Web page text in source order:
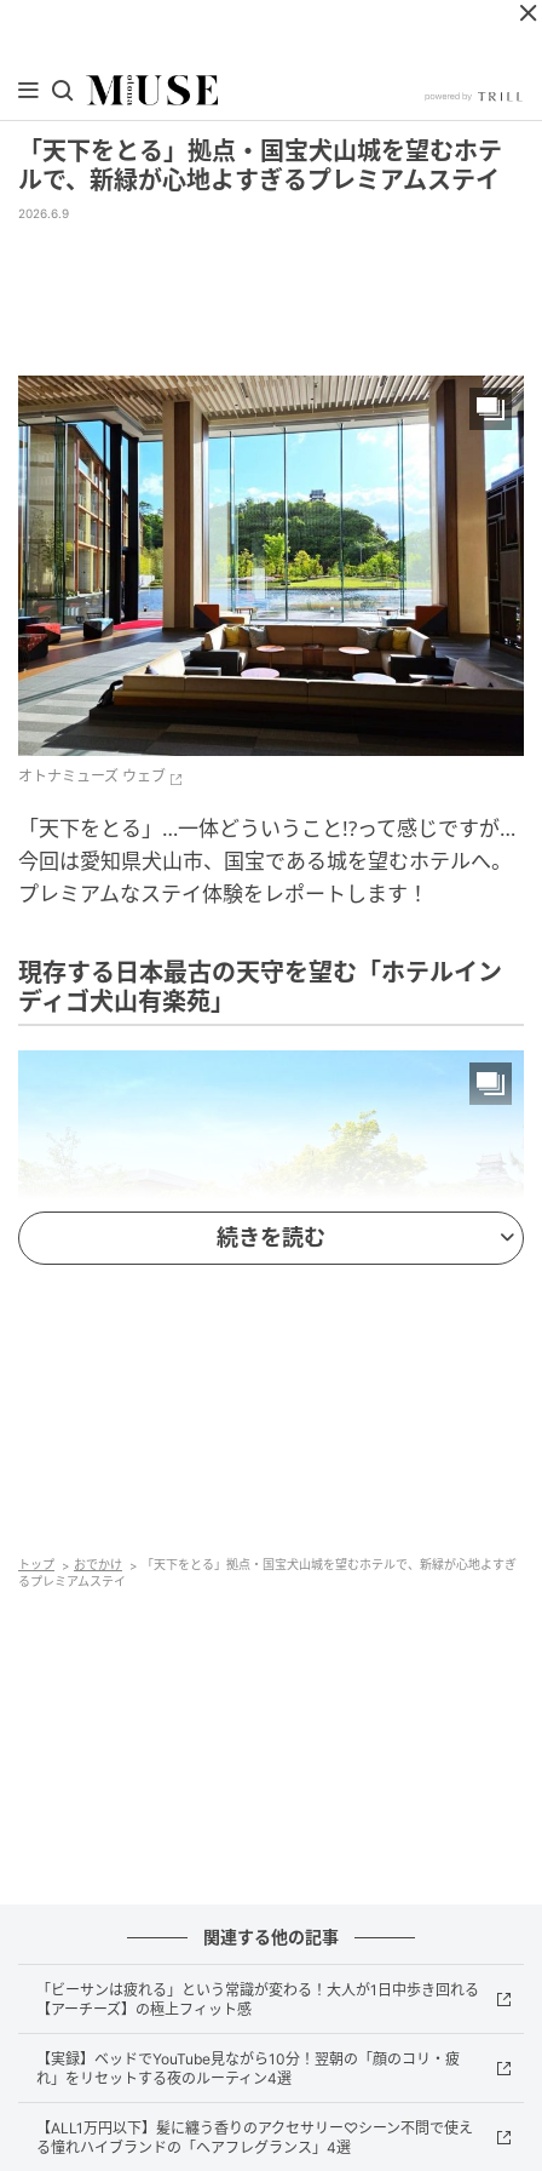
「天下をとる」拠点・国宝犬山城を望むホテ
ルで、新緑が心地よすぎるプレミアムステイ
2026.6.9
オトナミューズ ウェブ
「天下をとる」…一体どういうこと!?って感じですが…
今回は愛知県犬山市、国宝である城を望むホテルへ。
プレミアムなステイ体験をレポートします！
現存する日本最古の天守を望む「ホテルイン
ディゴ犬山有楽苑」
山城がお目見え！
オトナミューズ ウェブ
モダンな和テイストを感じさせるエントランス。
続きを読む
トップ おでかけ
「天下をとる」拠点・国宝犬山城を望むホテルで、新緑が心地よすぎ
るプレミアムステイ
関連する他の記事
「ビーサンは疲れる」という常識が変わる！大人が1日中歩き回れる
【アーチーズ】の極上フィット感
【実録】ベッドでYouTube見ながら10分！翌朝の「顔のコリ・疲
れ」をリセットする夜のルーティン4選
【ALL1万円以下】髪に纏う香りのアクセサリー♡シーン不問で使え
る憧れハイブランドの「ヘアフレグランス」4選